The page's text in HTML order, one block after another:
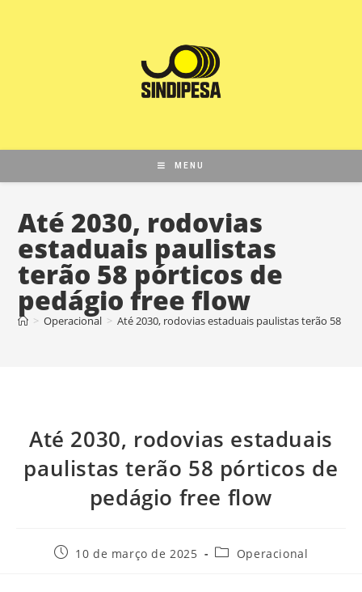
MENU
Até 2030, rodovias
estaduais paulistas
terão 58 pórticos de
pedágio free flow
> Operacional > Até 2030, rodovias estaduais paulistas terão 58
Até 2030, rodovias estaduais
paulistas terão 58 pórticos de
pedágio free flow
10 de março de 2025 Operacional